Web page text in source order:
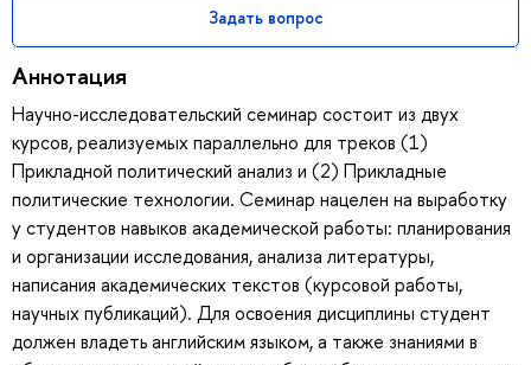
Задать вопрос
Аннотация
Научно-исследовательский семинар состоит из двух
курсов, реализуемых параллельно для треков (1)
Прикладной политический анализ и (2) Прикладные
политические технологии. Семинар нацелен на выработку
у студентов навыков академической работы: планирования
и организации исследования, анализа литературы,
написания академических текстов (курсовой работы,
научных публикаций). Для освоения дисциплины студент
должен владеть английским языком, а также знаниями в